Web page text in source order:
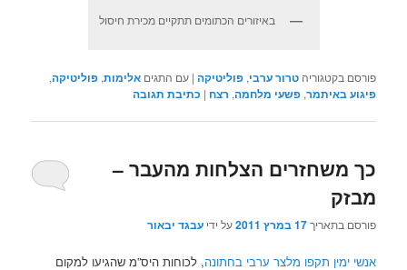
באיזורים הכתומים תתקיים מכירת חיסול
פורסם בקטגוריה טרור ערבי,פוליטיקה |עם התגים אלימות,פוליטיקה,
פיגוע באיתמר,פשעי מלחמה, רצח | כתיבת תגובה
כך משחזרים הצלחות מהעבר –
מבזק
פורסם בתאריך17 במרץ 2011 על ידיעבגד יבאור
אנשי ימין תקפו מלצר ערבי בחתונה, לכוחות היס”מ שהגיעו למקום